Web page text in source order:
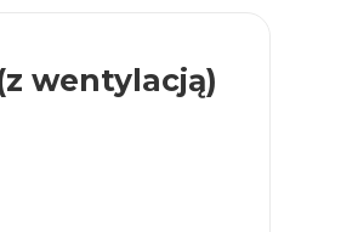
wentylacją)